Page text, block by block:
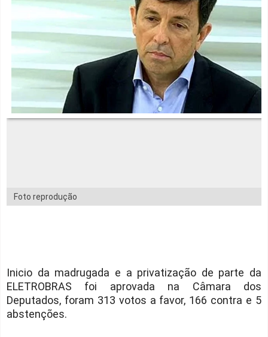
Foto reprodução
Inicio da madrugada e a privatização de parte da
ELETROBRAS foi aprovada na Câmara dos
Deputados, foram 313 votos a favor, 166 contra e 5
abstenções.